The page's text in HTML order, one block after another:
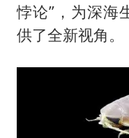
悖论”，为深海
供了全新视角。